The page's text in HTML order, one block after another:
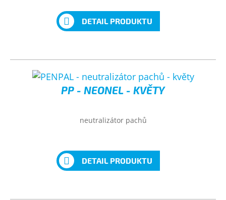
DETAIL PRODUKTU
PP - NEONEL - KVĚTY
neutralizátor pachů
DETAIL PRODUKTU